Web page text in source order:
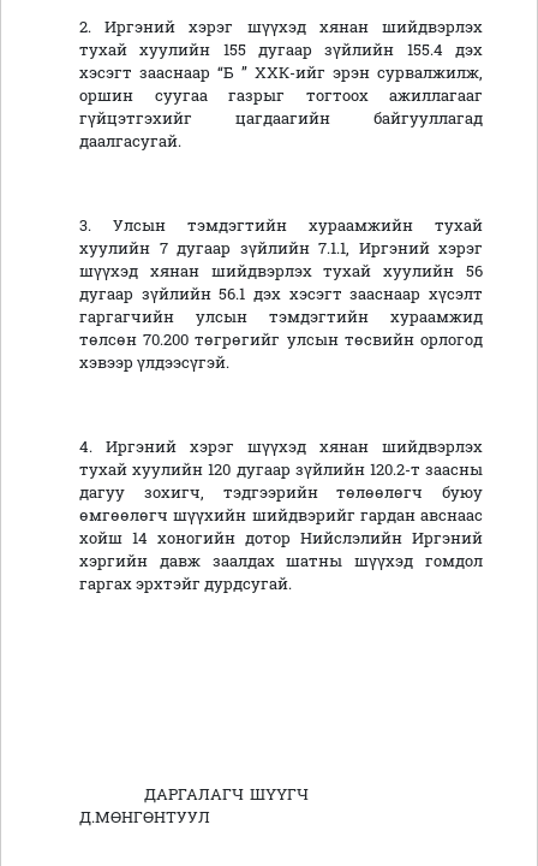
2. Иргэний хэрэг шүүхэд хянан шийдвэрлэх
тухай хуулийн 155 дугаар зүйлийн 155.4 дэх
хэсэгт зааснаар “Б ” ХХК-ийг эрэн сурвалжилж,
оршин суугаа газрыг тогтоох ажиллагааг
гүйцэтгэхийг цагдаагийн байгууллагад
даалгасугай.
3. Улсын тэмдэгтийн хураамжийн тухай
хуулийн 7 дугаар зүйлийн 7.1.1, Иргэний хэрэг
шүүхэд хянан шийдвэрлэх тухай хуулийн 56
дугаар зүйлийн 56.1 дэх хэсэгт зааснаар хүсэлт
гаргагчийн улсын тэмдэгтийн хураамжид
төлсөн 70.200 төгрөгийг улсын төсвийн орлогод
хэвээр үлдээсүгэй.
4. Иргэний хэрэг шүүхэд хянан шийдвэрлэх
тухай хуулийн 120 дугаар зүйлийн 120.2-т заасны
дагуу зохигч, тэдгээрийн төлөөлөгч буюу
өмгөөлөгч шүүхийн шийдвэрийг гардан авснаас
хойш 14 хоногийн дотор Нийслэлийн Иргэний
хэргийн давж заалдах шатны шүүхэд гомдол
гаргах эрхтэйг дурдсугай.
ДАРГАЛАГЧ ШҮҮГЧ
Д.МӨНГӨНТУУЛ